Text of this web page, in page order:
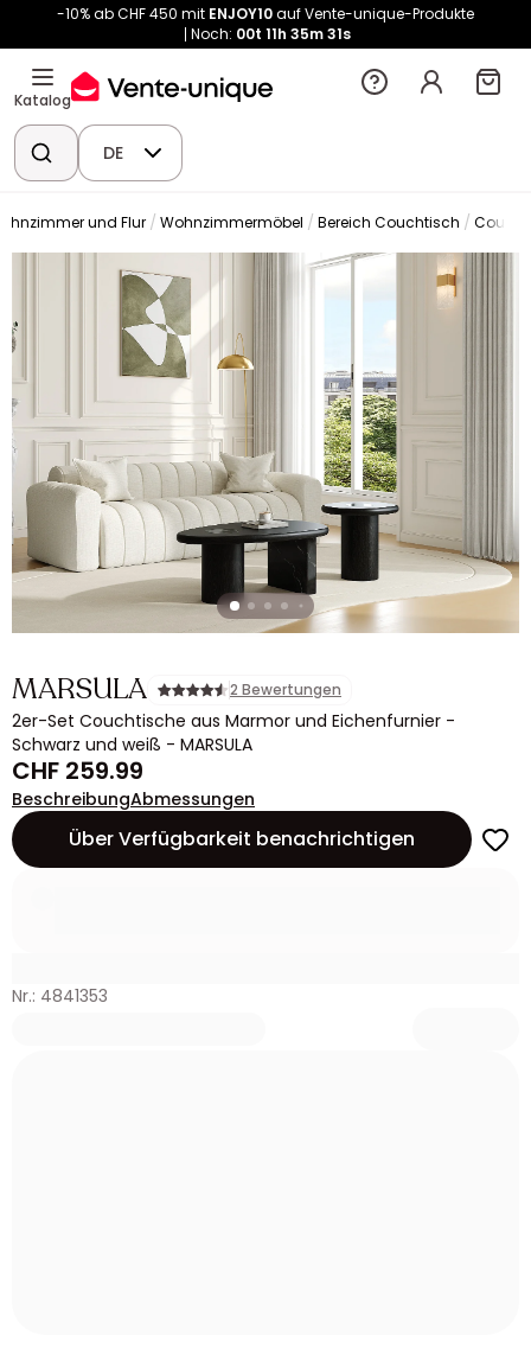
-10% ab CHF 450 mit ENJOY10auf Vente-unique-Produkte
Noch: 00t 11h 35m 30s
Katalog
DE
und Flur Wohnzimmermöbel Bereich Couchtisch
MARSULA 2 Bewertungen
2er-Set Couchtische aus Marmor und Eichenfurnier -
Schwarz und weiß - MARSULA
CHF 259.99
BeschreibungAbmessungen
Über Verfügbarkeit benachrichtigen
Nr.: 4841353